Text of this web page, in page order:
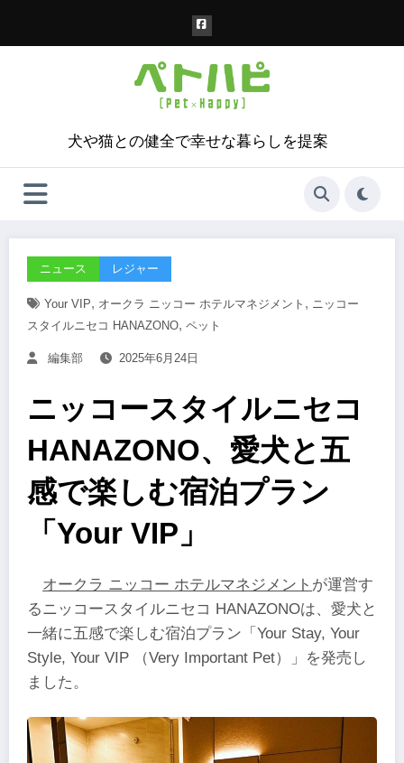
犬や猫との健全で幸せな暮らしを提案
ニュース レジャー
Your VIP, オークラ ニッコー ホテルマネジメント , ニッコー
スタイルニセコ HANAZONO, ペット
編集部 2025年6月24日
ニッコースタイルニセコ
HANAZONO、愛犬と五
感で楽しむ宿泊プラン
「Your VIP」
オークラ ニッコー ホテルマネジメント が運営す
るニッコースタイルニセコ HANAZONOは、愛犬と
一緒に五感で楽しむ宿泊プラン「Your Stay, Your
Style, Your VIP （Very Important Pet）」を発売し
ました。